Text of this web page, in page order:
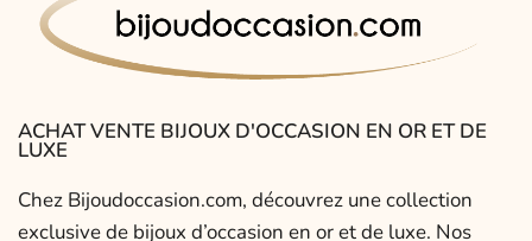
ACHAT VENTE BIJOUX D'OCCASION EN OR ET DE
LUXE
Chez Bijoudoccasion.com, découvrez une collection
exclusive de bijoux d’occasion en or et de luxe. Nos